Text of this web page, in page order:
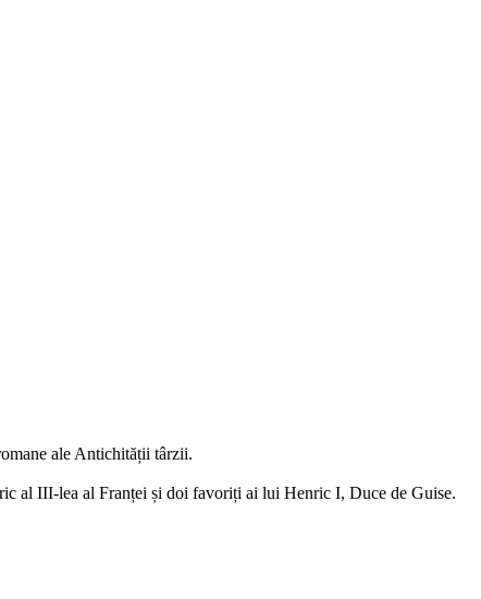
ale Antichității târzii.
al III-lea al Franței și doi favoriți ai lui Henric I, Duce de Guise.